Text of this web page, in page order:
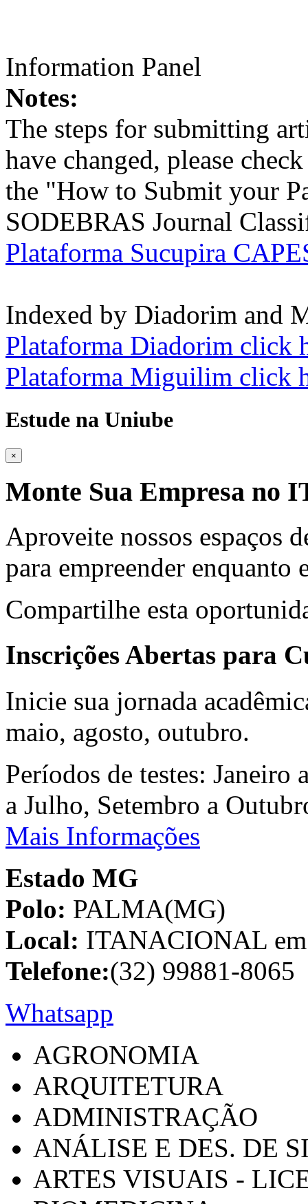
Information Panel
Notes:
The steps for submitting
have changed, please
the "How to Submit your
SODEBRAS Journal
Plataforma Sucupira
Indexed by Diadorim and
Plataforma Diadorim click
Plataforma Miguilim click
Estude na Uniube
×
Monte Sua Empresa no
Aproveite nossos espaços
para empreender enquanto
Compartilhe esta
Inscrições Abertas para
Inicie sua jornada
maio, agosto, outubro.
Períodos de testes:
a Julho, Setembro a
Mais Informações
Estado MG
Polo: PALMA(MG)
Local: ITANACIONAL
Telefone:(32) 99881-8065
Whatsapp
AGRONOMIA
ARQUITETURA
ADMINISTRAÇÃO
ANÁLISE E DES. DE
ARTES VISUAIS -